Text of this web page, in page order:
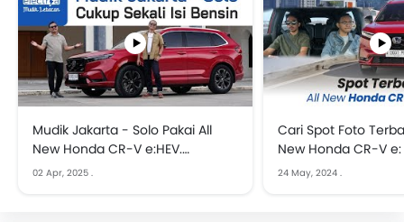
Mudik Jakarta - Solo Pakai All
New Honda CR-V e:HEV.
Performa Jempolan, Iritnya
02 Apr, 2025 .
Cari Spot Foto
New Honda CR-V e:
Hampir 1.500 KM
24 May, 2024 .